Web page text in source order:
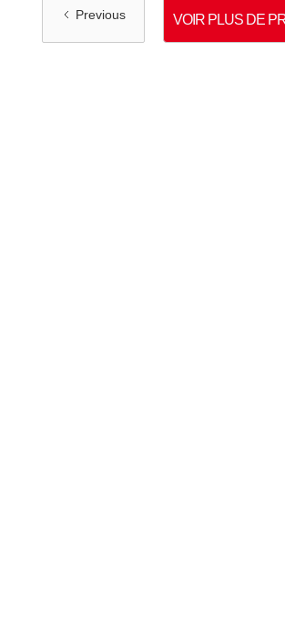
Previous VOIR PLUS DE